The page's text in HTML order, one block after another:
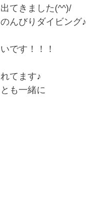
てきました(^^)/
んびりダイビング♪
です！！！
てます♪
も一緒に